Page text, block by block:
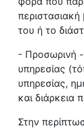
του ή το
- Προσωρινή -
υπηρεσίας
υπηρεσίας,
και διάρκεια
Στην